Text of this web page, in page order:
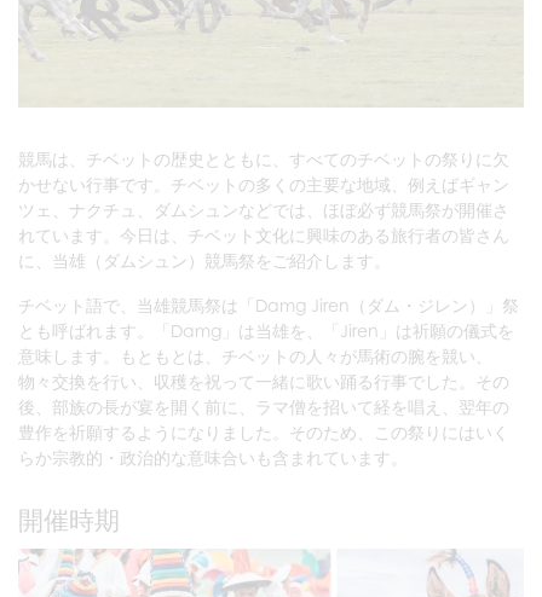
競馬は、チベットの歴史とともに、すべてのチベットの祭りに欠
かせない行事です。チベットの多くの主要な地域、例えばギャン
ツェ、ナクチュ、ダムシュンなどでは、ほぼ必ず競馬祭が開催さ
れています。今日は、チベット文化に興味のある旅行者の皆さん
に、当雄（ダムシュン）競馬祭をご紹介します。
チベット語で、当雄競馬祭は「Damg Jiren（ダム・ジレン）」祭
とも呼ばれます。「Damg」は当雄を、「Jiren」は祈願の儀式を
意味します。もともとは、チベットの人々が馬術の腕を競い、
物々交換を行い、収穫を祝って一緒に歌い踊る行事でした。その
後、部族の長が宴を開く前に、ラマ僧を招いて経を唱え、翌年の
豊作を祈願するようになりました。そのため、この祭りにはいく
らか宗教的・政治的な意味合いも含まれています。
開催時期